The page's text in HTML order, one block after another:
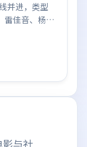
并进，类型
雷佳音、杨
，结尾留白
影与社